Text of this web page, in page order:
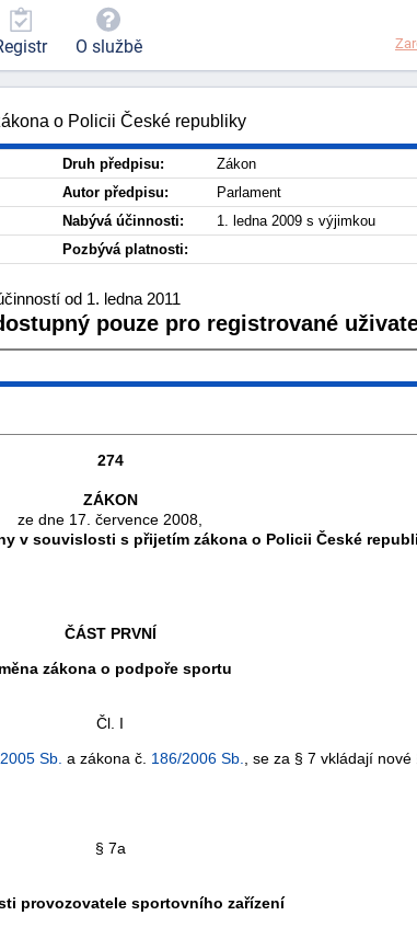
o Policii České republiky
Druh předpisu:
Zákon
Autor předpisu:
Parlament
Nabývá účinnosti:
1. ledna 2009 s výjimkou
Pozbývá platnosti:
od 1. ledna 2011
pouze pro registrované
274
ZÁKON
ze dne 17. července 2008,
v souvislosti s přijetím zákona o Policii České
ČÁST PRVNÍ
zákona o podpoře sportu
Čl. I
Sb. a zákona č. 186/2006 Sb.
, se za § 7 vkládají
§ 7a
provozovatele sportovního zařízení
O službě